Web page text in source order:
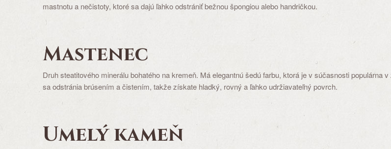
mastnotu a nečistoty, ktoré sa dajú ľahko odstrániť bežnou špongiou alebo handričkou.
Mastenec
Druh steatitového minerálu bohatého na kremeň. Má elegantnú šedú farbu, ktorá je v súčasnosti
sa odstránia brúsením a čistením, takže získate hladký, rovný a ľahko udržiavateľný povrch.
Umelý kameň